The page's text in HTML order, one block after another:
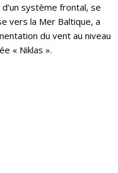
système frontal, se
vers la Mer Baltique, a
du vent au niveau
« Niklas ».